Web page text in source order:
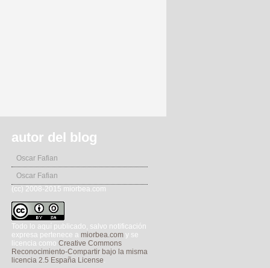
autor del blog
Oscar Fafian
Oscar Fafian
(cc) 2008-2015 miorbea.com
Todo lo aquí publicado, salvo notificación
expresa pertenece a miorbea.com y se
licencia como Creative Commons
Reconocimiento-Compartir bajo la misma
licencia 2.5 España License